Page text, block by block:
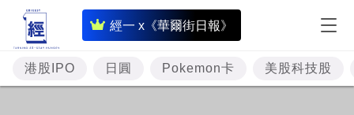
經一 x《華爾街日報》
即
時
財
經
港股IPO 日圓 Pokemon卡 美股科技股